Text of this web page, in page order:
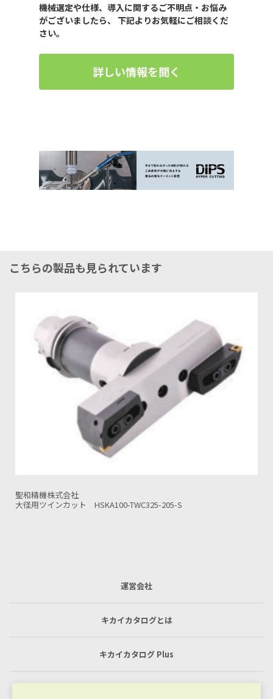
機械選定や仕様、導入に関するご不明点・お悩み
がございましたら、 下記よりお気軽にご相談くだ
さい。
詳しい情報を聞く
こちらの製品も見られています
ファーストカット BT/BBT50-FIC150N-280-S
運営会社
キカイカタログとは
キカイカタログ Plus